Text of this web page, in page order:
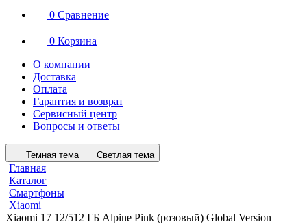
0 Сравнение
0 Корзина
О компании
Доставка
Оплата
Гарантия и возврат
Сервисный центр
Вопросы и ответы
Темная тема Светлая тема
Главная
Каталог
Смартфоны
Xiaomi
Xiaomi 17 12/512 ГБ Alpine Pink (розовый) Global Version